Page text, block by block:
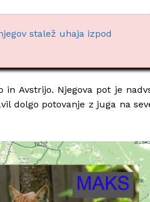
stalež uhaja izpod
Avstrijo. Njegova pot je
dolgo potovanje z juga na